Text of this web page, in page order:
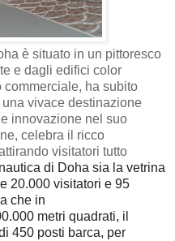
è situato in un pittoresco
e dagli edifici color
commerciale, ha subito
vivace destinazione
innovazione nel suo
celebra il ricco
visitatori tutto
di Doha sia la vetrina
20.000 visitatori e 95
che in
metri quadrati, il
450 posti barca, per